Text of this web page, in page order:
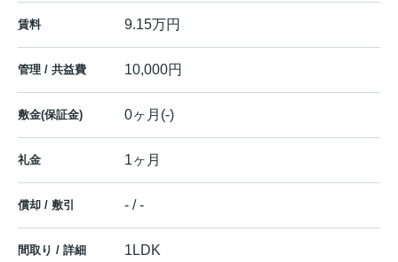
賃料 9.15万円
管理 / 共益費 10,000円
敷金(保証金) 0ヶ月(-)
礼金 1ヶ月
償却 / 敷引 - / -
間取り / 詳細
1LDK